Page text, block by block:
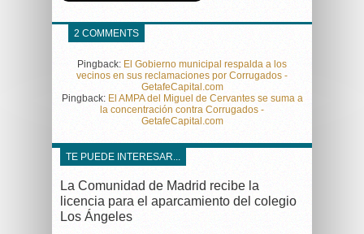
2 COMMENTS
Pingback: El Gobierno municipal respalda a los
vecinos en sus reclamaciones por Corrugados -
GetafeCapital.com
Pingback: El AMPA del Miguel de Cervantes se suma a
la concentración contra Corrugados -
GetafeCapital.com
TE PUEDE INTERESAR...
La Comunidad de Madrid recibe la
licencia para el aparcamiento del colegio
Los Ángeles